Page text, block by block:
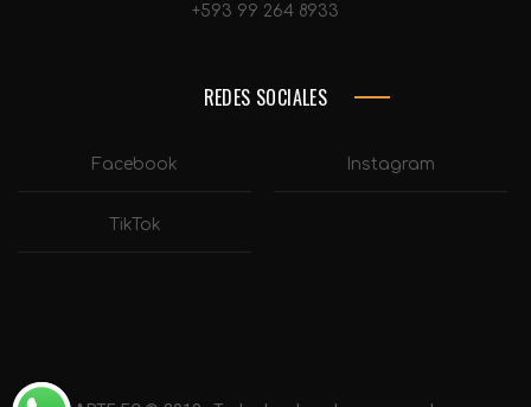
+593 99 264 8933
REDES SOCIALES
Facebook
TikTok
Instagram